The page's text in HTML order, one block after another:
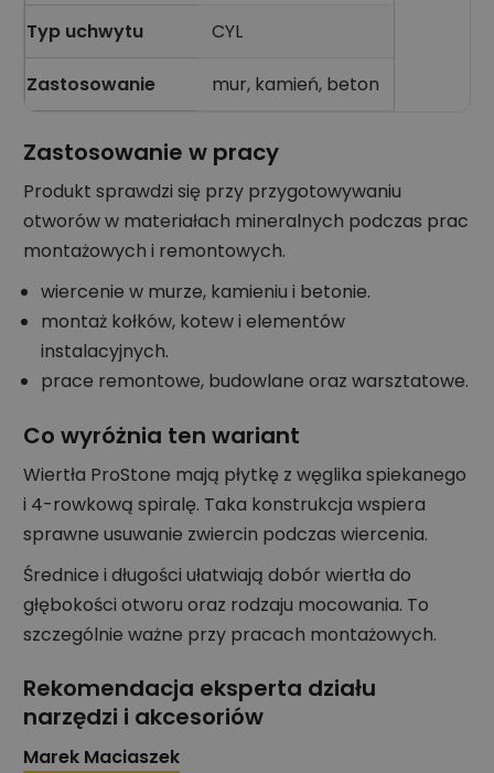
Typ uchwytu CYL
Zastosowanie mur, kamień, beton
Zastosowanie w pracy
Produkt sprawdzi się przy przygotowywaniu
otworów w materiałach mineralnych podczas prac
montażowych i remontowych.
wiercenie w murze, kamieniu i betonie.
montaż kołków, kotew i elementów
instalacyjnych.
prace remontowe, budowlane oraz warsztatowe.
Co wyróżnia ten wariant
Wiertła ProStone mają płytkę z węglika spiekanego
i 4-rowkową spiralę. Taka konstrukcja wspiera
sprawne usuwanie zwiercin podczas wiercenia.
Średnice i długości ułatwiają dobór wiertła do
głębokości otworu oraz rodzaju mocowania. To
szczególnie ważne przy pracach montażowych.
Rekomendacja eksperta działu
narzędzi i akcesoriów
Marek Maciaszek